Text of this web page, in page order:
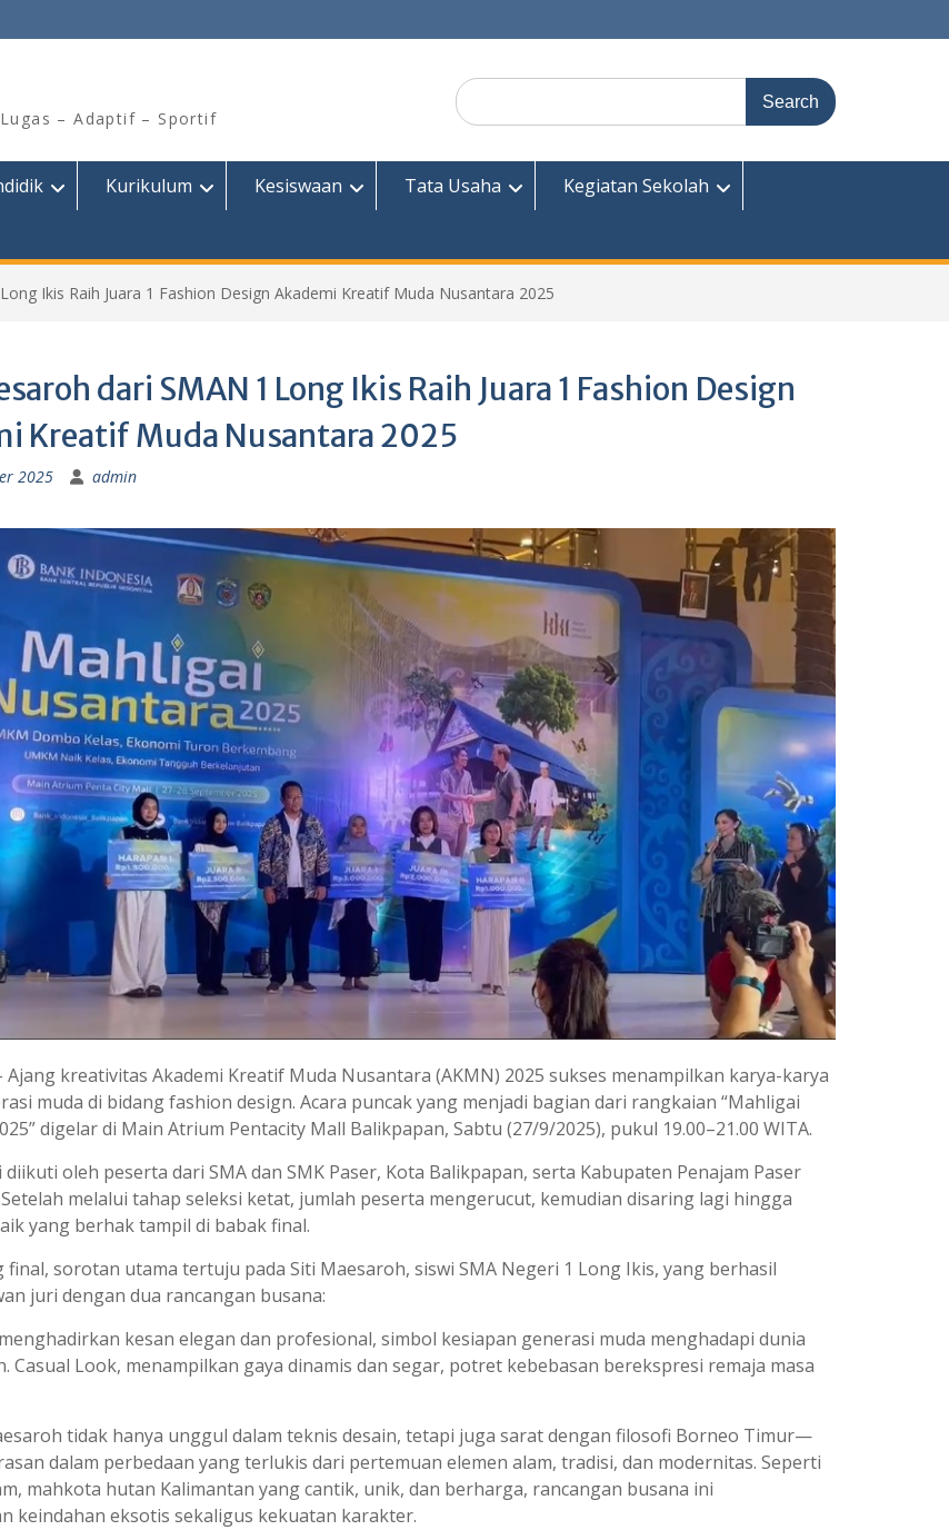
– Adaptif – Sportif
Search
for:
Kurikulum Kesiswaan Tata Usaha
Kegiatan Sekolah
Ikis Raih Juara 1 Fashion Design Akademi Kreatif Muda Nusantara 2025
dari SMAN 1 Long Ikis Raih Juara 1 Fashion Design
Kreatif Muda Nusantara 2025
2025 admin
Ajang kreativitas Akademi Kreatif Muda Nusantara (AKMN) 2025 sukses menampilkan karya-karya
muda di bidang fashion design. Acara puncak yang menjadi bagian dari rangkaian “Mahligai
digelar di Main Atrium Pentacity Mall Balikpapan, Sabtu (27/9/2025), pukul 19.00–21.00 WITA.
oleh peserta dari SMA dan SMK Paser, Kota Balikpapan, serta Kabupaten Penajam Paser
Setelah melalui tahap seleksi ketat, jumlah peserta mengerucut, kemudian disaring lagi hingga
yang berhak tampil di babak final.
final, sorotan utama tertuju pada Siti Maesaroh, siswi SMA Negeri 1 Long Ikis, yang berhasil
juri dengan dua rancangan busana:
kesan elegan dan profesional, simbol kesiapan generasi muda menghadapi dunia
Casual Look, menampilkan gaya dinamis dan segar, potret kebebasan berekspresi remaja masa
tidak hanya unggul dalam teknis desain, tetapi juga sarat dengan filosofi Borneo Timur—
dalam perbedaan yang terlukis dari pertemuan elemen alam, tradisi, dan modernitas. Seperti
mahkota hutan Kalimantan yang cantik, unik, dan berharga, rancangan busana ini
keindahan eksotis sekaligus kekuatan karakter.